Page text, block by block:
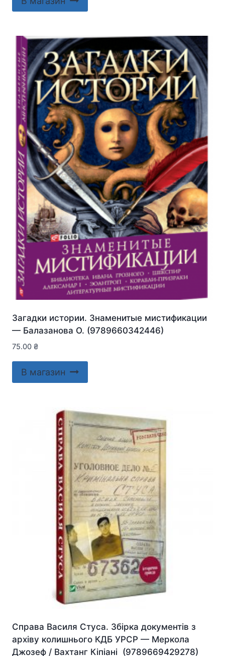
Загадки истории. Знаменитые мистификации
— Балазанова О. (9789660342446)
75.00 ₴
В магазин
Справа Василя Стуса. Збірка документів з
архіву колишнього КДБ УРСР — Меркола
Джозеф / Вахтанг Кіпіані (9789669429278)